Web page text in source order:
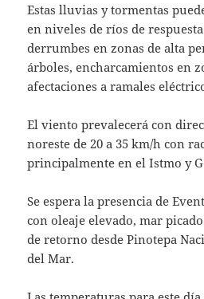
Estas lluvias y tormentas
en niveles de ríos de
derrumbes en zonas de alta
árboles, encharcamientos en
afectaciones a ramales
El viento prevalecerá con
noreste de 20 a 35 km/h con
principalmente en el Istmo y
Se espera la presencia de
con oleaje elevado, mar
de retorno desde Pinotepa
del Mar.